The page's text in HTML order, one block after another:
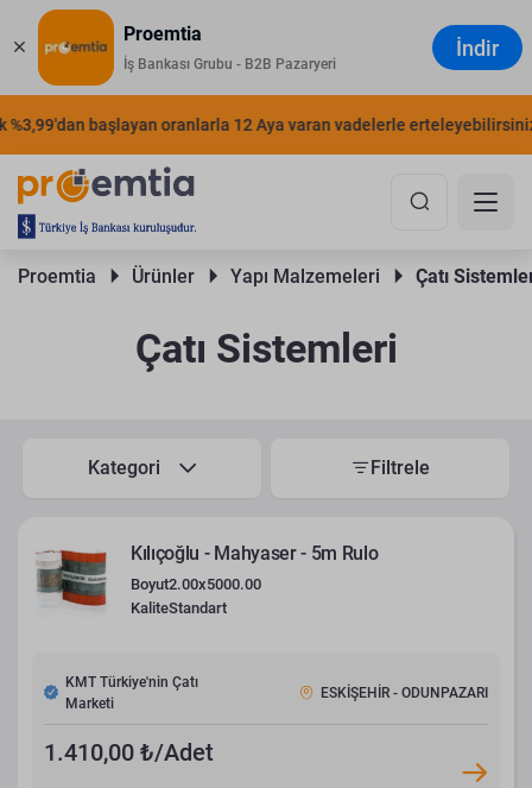
Proemtia
İş Bankası Grubu - B2B Pazaryeri
İndir
başlayan oranlarla 12 Aya varan vadelerle erteleyebilirsiniz.
Proemtia Ürünler Yapı Malzemeleri Çatı
Çatı Sistemleri
Kategori Filtrele
Kılıçoğlu - Mahyaser - 5m Rulo
Boyut2.00x5000.00
KaliteStandart
KMT Türkiye'nin Çatı
Marketi
ESKİŞEHİR - ODUNPAZARI
1.410,00 ₺/Adet